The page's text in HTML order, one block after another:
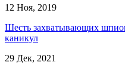
12 Ноя, 2019
Шесть захватывающих
каникул
29 Дек, 2021